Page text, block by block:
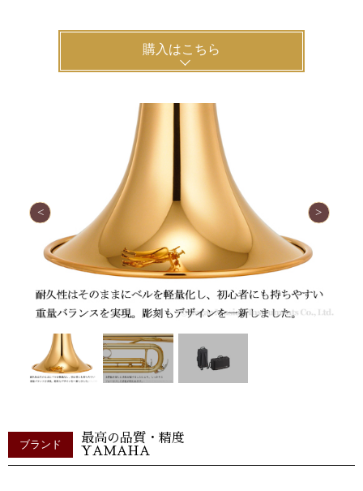
購入はこちら
ブランド
最高の品質・精度
YAMAHA